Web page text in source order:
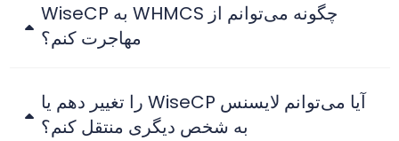
چگونه می‌توانم از WHMCS به WiseCP
مهاجرت کنم؟
آیا می‌توانم لایسنس WiseCP را تغییر دهم یا
به شخص دیگری منتقل کنم؟